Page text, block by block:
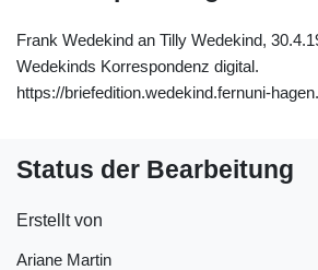
Frank Wedekind an Tilly Wedekind,
Wedekinds Korrespondenz digital.
https://briefedition.wedekind.fernuni-
Status der Bearbeitung
Erstellt von
Ariane Martin